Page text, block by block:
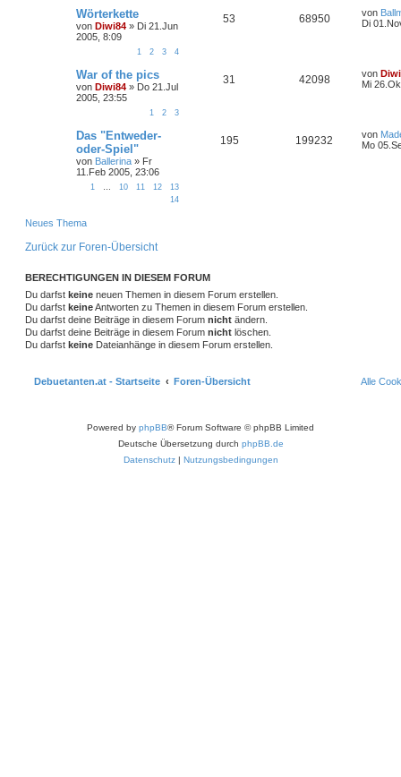
Wörterkette
von Diwi84 » Di 21.Jun
2005, 8:09
1 2 3 4
53 68950 von
Di
War of the pics
von Diwi84 » Do 21.Jul
2005, 23:55
1 2 3
31 42098 von
Mi
Das "Entweder-
oder-Spiel"
von Ballerina » Fr
11.Feb 2005, 23:06
1 … 10 11 12
13
14
195 199232 von
Mo
Neues Thema
Zurück zur Foren-Übersicht
BERECHTIGUNGEN IN DIESEM FORUM
Du darfst keine neuen Themen in diesem Forum erstellen.
Du darfst keineAntworten zu Themen in diesem Forum erstellen.
Du darfst deine Beiträge in diesem Forum nicht ändern.
Du darfst deine Beiträge in diesem Forum nicht löschen.
Du darfst keine Dateianhänge in diesem Forum erstellen.
Debuetanten.at - Startseite Foren-Übersicht Alle
Powered by phpBB® Forum Software © phpBB Limited
Deutsche Übersetzung durch phpBB.de
Datenschutz| Nutzungsbedingungen